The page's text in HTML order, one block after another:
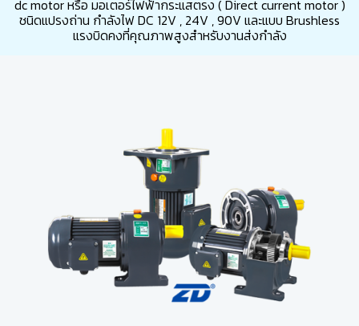
dc motor หรือ มอเตอร์ไฟฟ้ากระแสตรง ( Direct current motor )
ชนิดแปรงถ่าน กำลังไฟ DC 12V , 24V , 90V และแบบ Brushless
แรงบิดคงที่คุณภาพสูงสำหรับงานส่งกำลัง